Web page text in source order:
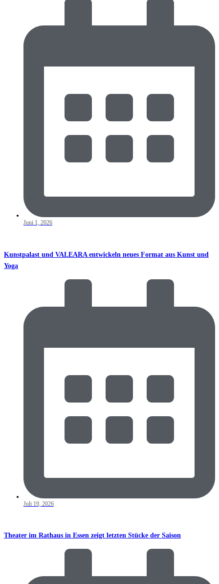
Juni 1, 2026
Kunstpalast und VALEARA entwickeln neues Format aus Kunst und
Yoga
Juli 19, 2026
Theater im Rathaus in Essen zeigt letzten Stücke der Saison